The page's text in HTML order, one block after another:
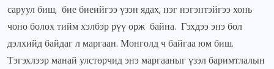
саруул биш, бие биеийгээ үзэн ядах, нэг нэгэнтэйгээ хонь
чоно болох тийм хэлбэр рүү орж байна. Гэхдээ энэ бол
дэлхийд байдаг л маргаан. Монголд ч байгаа юм биш.
Тэгэхлээр манай улстөрчид энэ маргааныг үзэл баримтлалын